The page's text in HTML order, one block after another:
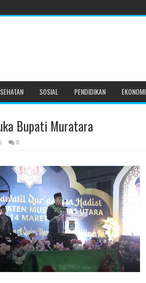
SOSIAL PENDIDIKAN EKONOMI
Bupati Muratara
0